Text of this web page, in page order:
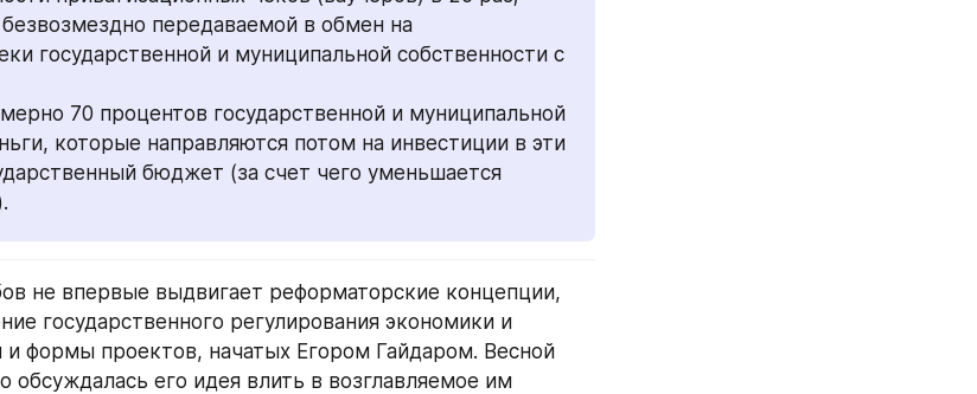
передаваемой в обмен на
государственной и муниципальной собственности с
70 процентов государственной и муниципальной
которые направляются потом на инвестиции в эти
бюджет (за счет чего уменьшается
не впервые выдвигает реформаторские концепции,
государственного регулирования экономики и
формы проектов, начатых Егором Гайдаром. Весной
обсуждалась его идея влить в возглавляемое им